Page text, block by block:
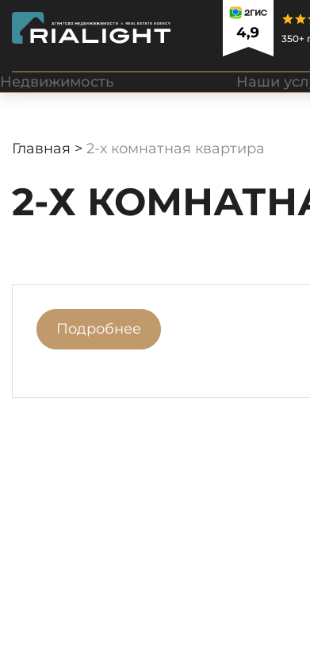
350+
Недвижимость Наши
Главная > 2-х комнатная квартира
2-Х
Подробнее